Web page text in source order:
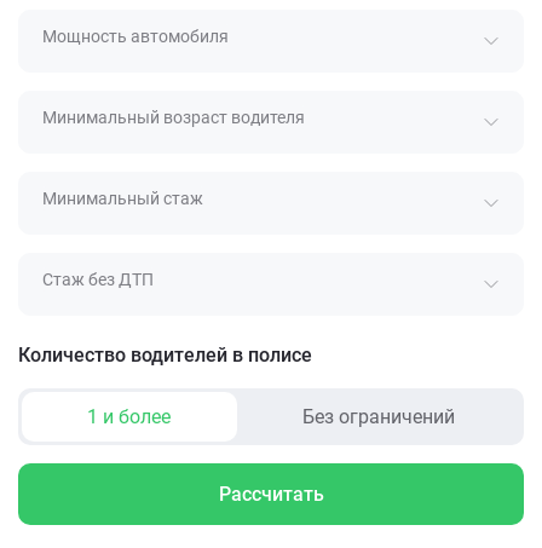
Мощность автомобиля
Минимальный возраст водителя
Минимальный стаж
Стаж без ДТП
Количество водителей в полисе
1 и более Без ограничений
Рассчитать